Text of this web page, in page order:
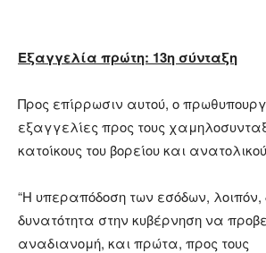
Εξαγγελία πρώτη: 13η σύνταξη
Προς επίρρωσιν αυτού, ο
εξαγγελίες προς τους
κατοίκους του βορείου και
“Η υπεραπόδοση των εσόδων, λοιπόν,
δυνατότητα στην κυβέρνηση να
αναδιανομή, και πρώτα, προς τους